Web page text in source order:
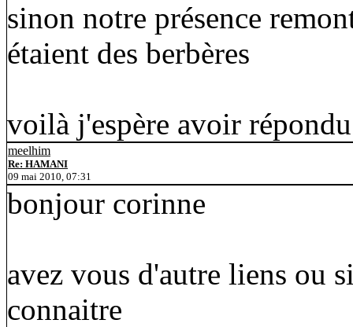
sinon notre présence
étaient des berbères
voilà j'espère avoir
meelhim
Re: HAMANI
09 mai 2010, 07:31
bonjour corinne
avez vous d'autre liens ou
connaitre